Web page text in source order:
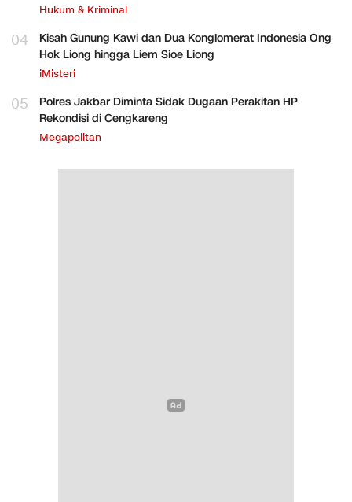
Hukum & Kriminal
04
Kisah Gunung Kawi dan Dua Konglomerat Indonesia Ong
Hok Liong hingga Liem Sioe Liong
iMisteri
05
Polres Jakbar Diminta Sidak Dugaan Perakitan HP
Rekondisi di Cengkareng
Megapolitan